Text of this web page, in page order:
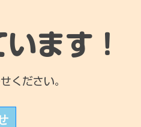
ます！
ください。